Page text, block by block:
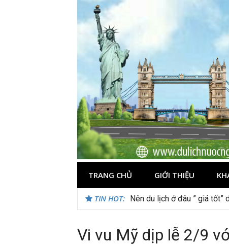
TRANG CHỦ GIỚI THIỆU
TIN HOT: Nên du lịch ở đâu ” giá tốt”
Vi vu Mỹ dịp lễ 2/9